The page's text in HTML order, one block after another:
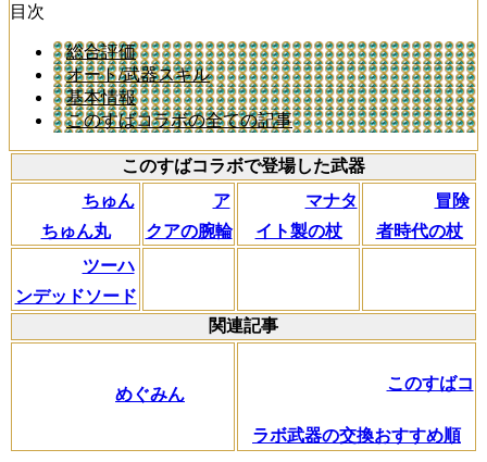
目次
総合評価
オート/武器スキル
基本情報
このすばコラボの全ての記事
このすばコラボで登場した武器
ちゅん
ちゅん丸
ア
クアの腕輪
マナタ
イト製の杖
冒険
者時代の杖
ツーハ
ンデッドソード
関連記事
めぐみん
このすばコ
ラボ武器の交換おすすめ順